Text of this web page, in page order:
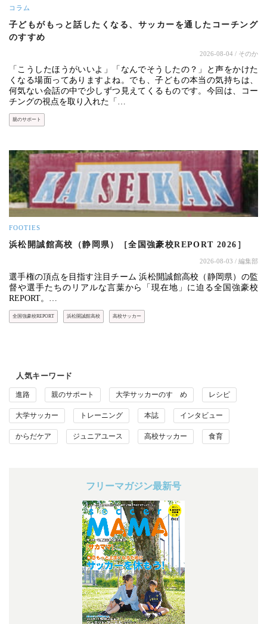
コラム
子どもがもっと話したくなる、サッカーを通したコーチング
のすすめ
2026-08-04 / そのか
「こうしたほうがいいよ」「なんでそうしたの？」と声をかけた
くなる場面ってありますよね。でも、子どもの本当の気持ちは、
何気ない会話の中で少しずつ見えてくるものです。今回は、コー
チングの視点を取り入れた「…
親のサポート
FOOTIES
浜松開誠館高校（静岡県）［全国強豪校REPORT 2026］
2026-08-03 / 編集部
選手権の頂点を目指す注目チーム 浜松開誠館高校（静岡県）の監
督や選手たちのリアルな言葉から「現在地」に迫る全国強豪校
REPORT。…
全国強豪校REPORT 浜松開誠館高校 高校サッカー
人気キーワード
進路 親のサポート 大学サッカーのすゝめ レシピ
大学サッカー トレーニング 本誌 インタビュー
からだケア ジュニアユース 高校サッカー 食育
フリーマガジン最新号